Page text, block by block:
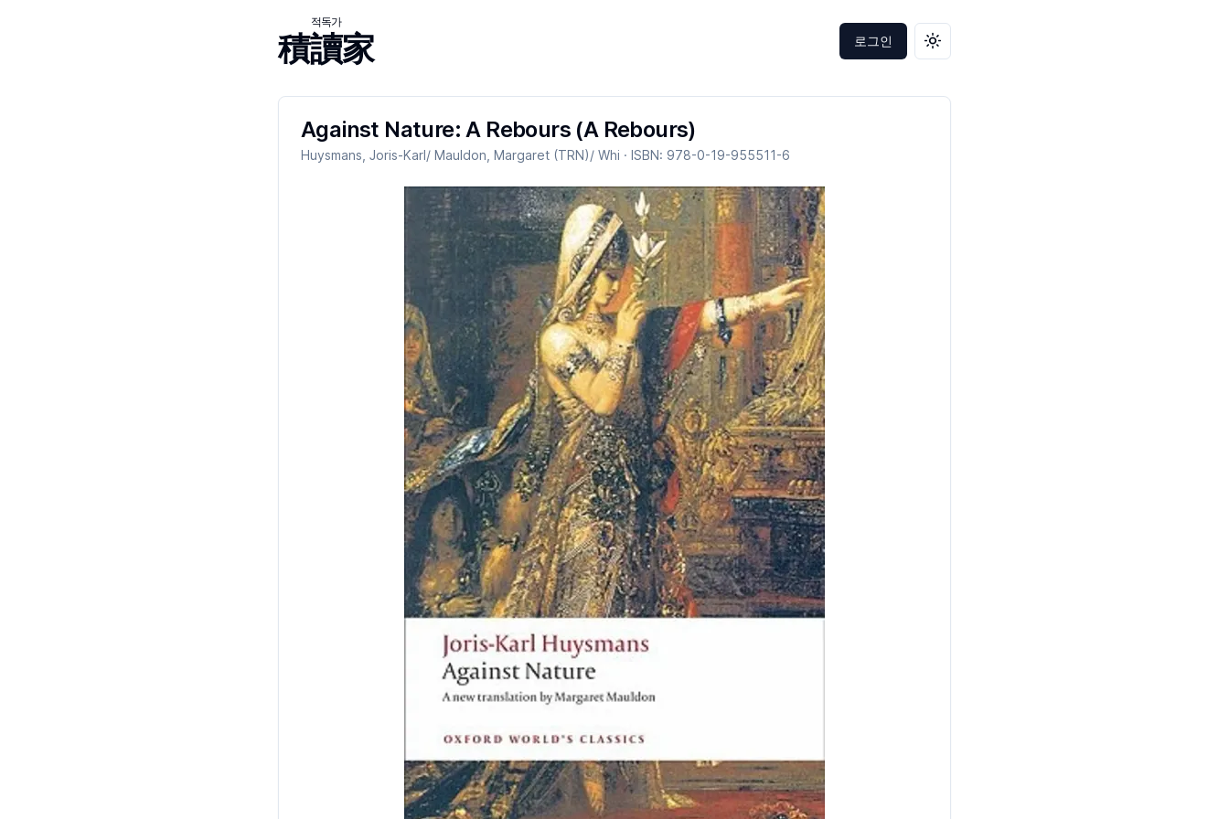
積讀家
적독가
로그인 테마 변경
Against Nature: A Rebours (A Rebours)
Huysmans, Joris-Karl/ Mauldon, Margaret (TRN)/ Whi · ISBN: 978-0-19-955511-6